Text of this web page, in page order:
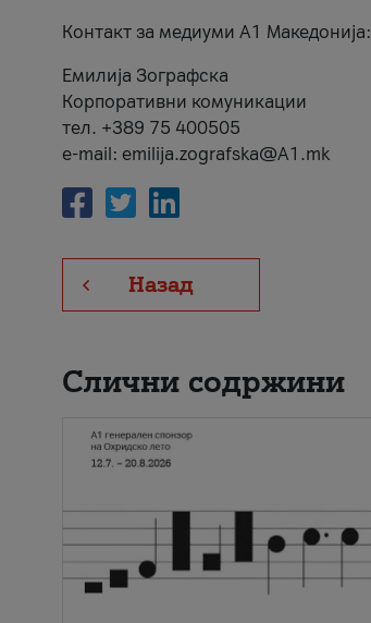
Контакт за медиуми А1 Македонија:
Емилија Зографска
Корпоративни комуникации
тел. +389 75 400505
e-mail: emilija.zografska@A1.mk
Назад
Слични содржини